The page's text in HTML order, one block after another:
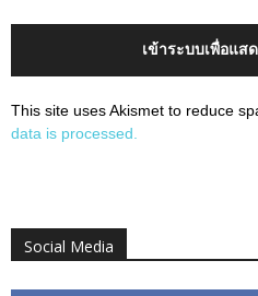
เข้าระบบเพื่อแส
This site uses Akismet to reduce
data is processed.
Social Media